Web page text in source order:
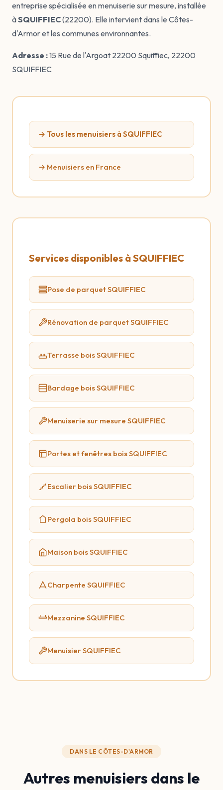
entreprise spécialisée en menuiserie sur mesure, installée
àSQUIFFIEC(22200). Elle intervient dans le Côtes-
d'Armor et les communes environnantes.
Adresse :15 Rue de l'Argoat 22200 Squiffiec, 22200
SQUIFFIEC
→ Tous les menuisiers à SQUIFFIEC
→ Menuisiers en France
Services disponibles à SQUIFFIEC
Pose de parquet SQUIFFIEC
Rénovation de parquet SQUIFFIEC
Terrasse bois SQUIFFIEC
Bardage bois SQUIFFIEC
Menuiserie sur mesure SQUIFFIEC
Portes et fenêtres bois SQUIFFIEC
Escalier bois SQUIFFIEC
Pergola bois SQUIFFIEC
Maison bois SQUIFFIEC
Charpente SQUIFFIEC
Mezzanine SQUIFFIEC
Menuisier SQUIFFIEC
DANS LE CÔTES-D'ARMOR
Autres menuisiers dans le